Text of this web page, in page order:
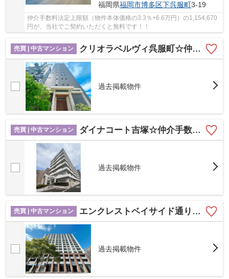
福岡県福岡市博多区下呉服町3-19
仲介手数料法定上限額（物件本体価格の3.3％+6.6万円）の1,154,670
円が、当社でご契約いただくと無料です！！
売買 | 中古マンション クリオラベルヴィ呉服町☆仲介手数料無料☆
過去掲載物件
売買 | 中古マンション ダイナコート吉塚☆仲介手数料無料☆
過去掲載物件
売買 | 中古マンション エンクレストベイサイド通り☆仲介手数料無料☆
過去掲載物件